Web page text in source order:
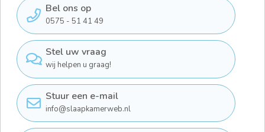
Bel ons op
0575 - 51 41 49
Stel uw vraag
wij helpen u graag!
Stuur een e-mail
info@slaapkamerweb.nl